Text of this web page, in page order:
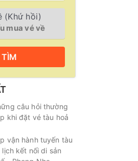
(Khứ hồi)
TÌM
câu hỏi thường
khi đặt vé tàu hoả
vận hành tuyến tàu
lịch kết nối di sản